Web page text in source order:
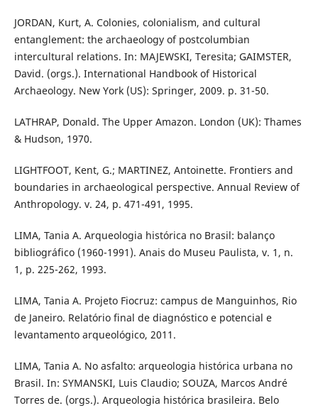
JORDAN, Kurt, A. Colonies, colonialism, and cultural
entanglement: the archaeology of postcolumbian
intercultural relations. In: MAJEWSKI, Teresita; GAIMSTER,
David. (orgs.). International Handbook of Historical
Archaeology. New York (US): Springer, 2009. p. 31-50.
LATHRAP, Donald. The Upper Amazon. London (UK): Thames
& Hudson, 1970.
LIGHTFOOT, Kent, G.; MARTINEZ, Antoinette. Frontiers and
boundaries in archaeological perspective. Annual Review of
Anthropology. v. 24, p. 471-491, 1995.
LIMA, Tania A. Arqueologia histórica no Brasil: balanço
bibliográfico (1960-1991). Anais do Museu Paulista, v. 1, n.
1, p. 225-262, 1993.
LIMA, Tania A. Projeto Fiocruz: campus de Manguinhos, Rio
de Janeiro. Relatório final de diagnóstico e potencial e
levantamento arqueológico, 2011.
LIMA, Tania A. No asfalto: arqueologia histórica urbana no
Brasil. In: SYMANSKI, Luis Claudio; SOUZA, Marcos André
Torres de. (orgs.). Arqueologia histórica brasileira. Belo